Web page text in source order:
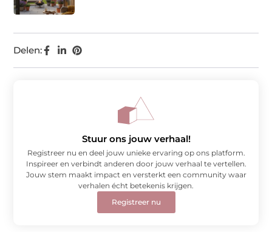
Delen:
Stuur ons jouw verhaal!
Registreer nu en deel jouw unieke ervaring op ons platform.
Inspireer en verbindt anderen door jouw verhaal te vertellen.
Jouw stem maakt impact en versterkt een community waar
verhalen écht betekenis krijgen.
Registreer nu